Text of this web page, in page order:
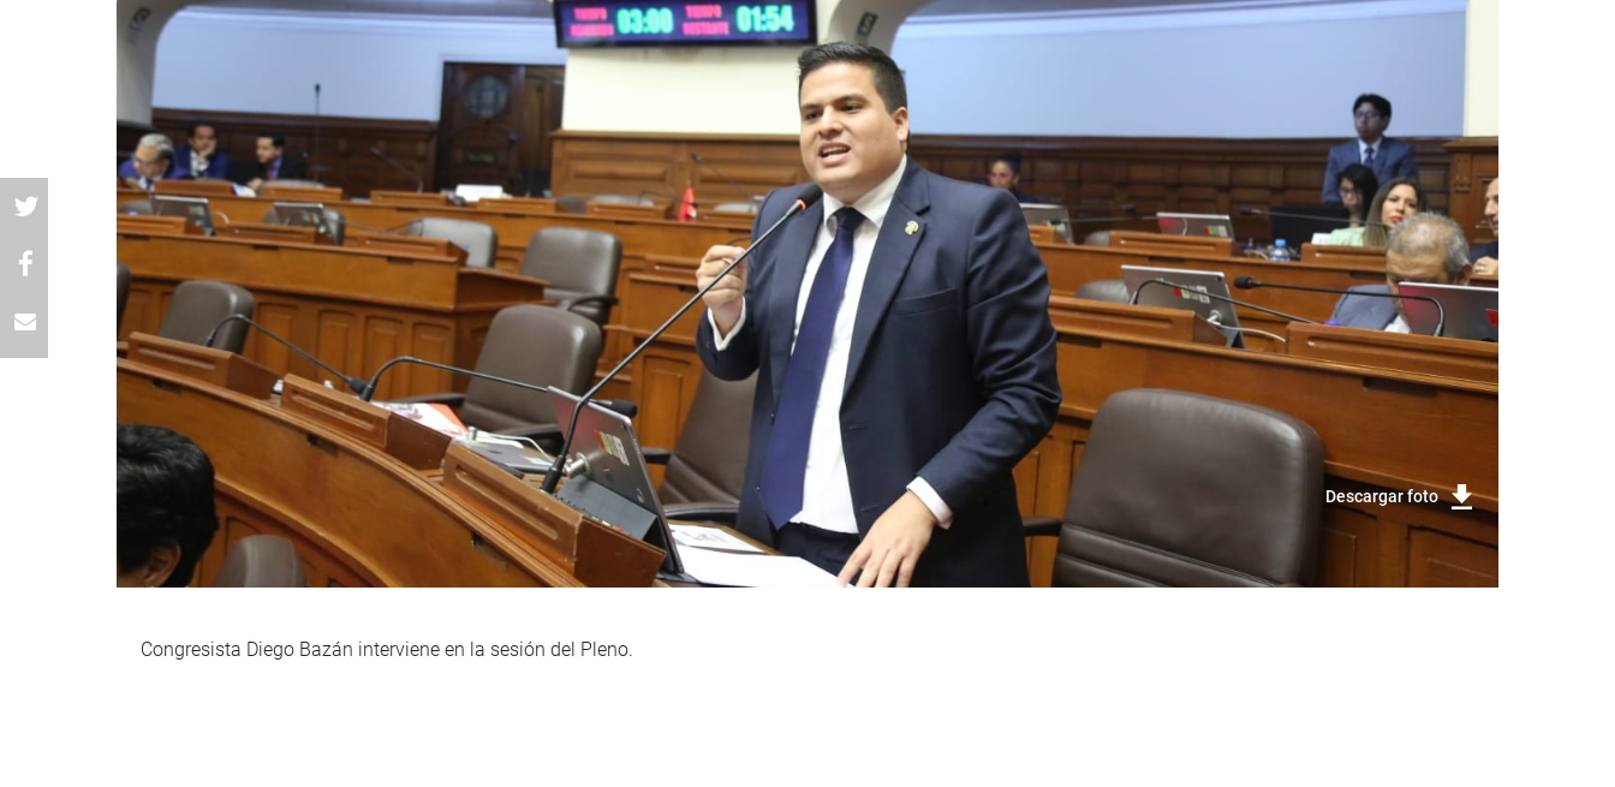
Descargar foto
Congresista Diego Bazán interviene en la sesión del Pleno.